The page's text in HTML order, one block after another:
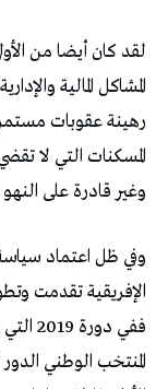
لقد كان أيضا من
المشاكل المالية
رهينة عقوبات
المسكنات التي لا
وغير قادرة على
وفي ظل اعتماد سياسة
الإفريقية تقدمت
ففي
المنتخب الوطني